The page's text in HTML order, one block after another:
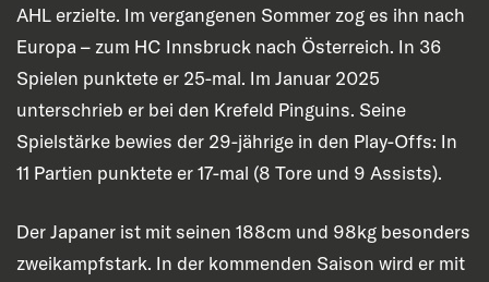
AHL erzielte. Im vergangenen Sommer zog es ihn nach
Europa – zum HC Innsbruck nach Österreich. In 36
Spielen punktete er 25-mal. Im Januar 2025
unterschrieb er bei den Krefeld Pinguins. Seine
Spielstärke bewies der 29-jährige in den Play-Offs: In
11 Partien punktete er 17-mal (8 Tore und 9 Assists).
Der Japaner ist mit seinen 188cm und 98kg besonders
zweikampfstark. In der kommenden Saison wird er mit